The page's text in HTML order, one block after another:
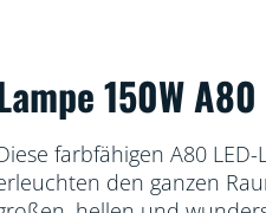
150W A80
farbfähigen A80 LED-
den ganzen